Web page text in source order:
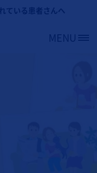
コンテンツに移動
ている患者さんへ
MENU